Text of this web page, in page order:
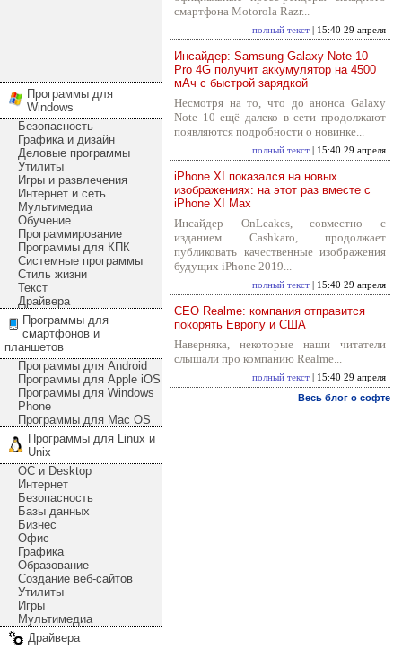
Программы для
Windows
Безопасность
Графика и дизайн
Деловые программы
Утилиты
Игры и развлечения
Интернет и сеть
Мультимедиа
Обучение
Программирование
Программы для КПК
Системные программы
Стиль жизни
Текст
Драйвера
Программы для
смартфонов и
планшетов
Программы для Android
Программы для Apple iOS
Программы для Windows
Phone
Программы для Mac OS
Программы для Linux и
Unix
ОС и Desktop
Интернет
Безопасность
Базы данных
Бизнес
Офис
Графика
Образование
Создание веб-сайтов
Утилиты
Игры
Мультимедиа
Драйвера
смартфона Motorola Razr...
полный текст | 15:40 29 апреля
Инсайдер: Samsung Galaxy Note 10
Pro 4G получит аккумулятор на 4500
мАч с быстрой зарядкой
Несмотря на то, что до анонса Galaxy
Note 10 ещё далеко в сети продолжают
появляются подробности о новинке...
полный текст | 15:40 29 апреля
iPhone XI показался на новых
изображениях: на этот раз вместе с
iPhone XI Max
Инсайдер OnLeakes, совместно с
изданием Cashkaro, продолжает
публиковать качественные изображения
будущих iPhone 2019...
полный текст | 15:40 29 апреля
CEO Realme: компания отправится
покорять Европу и США
Наверняка, некоторые наши читатели
слышали про компанию Realme...
полный текст | 15:40 29 апреля
Весь блог о софте